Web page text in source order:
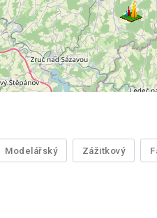
Modelářský Zážitkový